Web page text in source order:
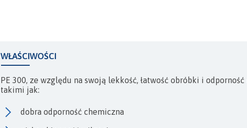
dobra odporność chemiczna
PE 300, ze względu na swoją lekkość, łatwość obróbki i
takimi jak:
WŁAŚCIWOŚCI